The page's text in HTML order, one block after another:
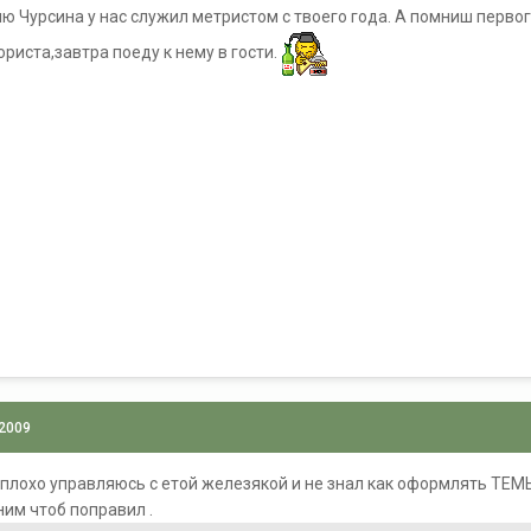
у нас служил метристом с твоего года. А помниш
поеду к нему в гости.
управляюсь с етой железякой и не знал как оформлять
чтоб поправил .